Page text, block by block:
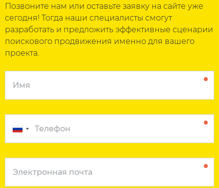
Позвоните нам или оставьте заявку на сайте уже
сегодня! Тогда наши специалисты смогут
разработать и предложить эффективные сценарии
поискового продвижения именно для вашего
проекта.